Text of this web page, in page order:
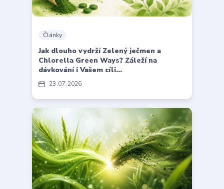
23 07 2026
Články
Jak dlouho vydrží Zelený ječmen a
Chlorella Green Ways? Záleží na
dávkování i Vašem cíli...